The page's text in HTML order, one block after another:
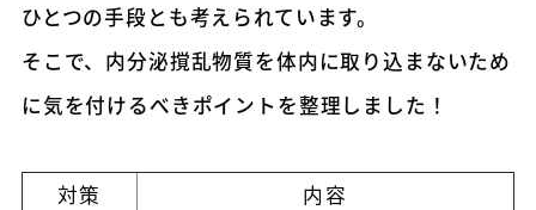
ひとつの手段とも考えられています。
そこで、内分泌撹乱物質を体内に取り込まないため
に気を付けるべきポイントを整理しました！
対策 内容